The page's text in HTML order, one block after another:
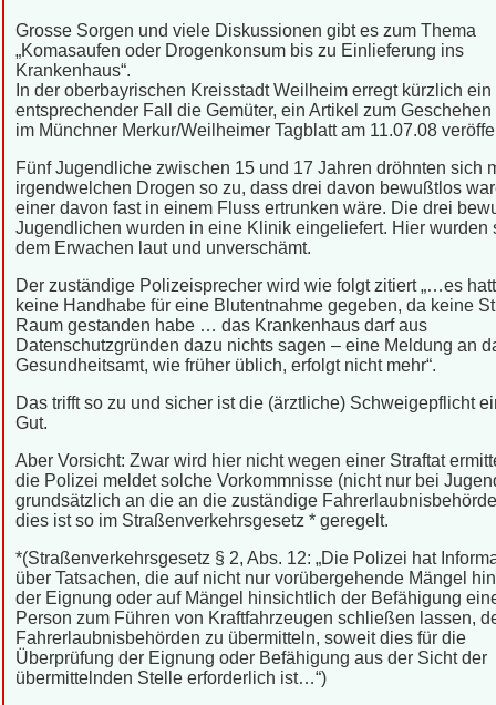
Grosse Sorgen und viele Diskussionen gibt es zum Thema
„Komasaufen oder Drogenkonsum bis zu Einlieferung ins
Krankenhaus“.
In der oberbayrischen Kreisstadt Weilheim erregt kürzlich ein
entsprechender Fall die Gemüter, ein Artikel zum Geschehen
im Münchner Merkur/Weilheimer Tagblatt am 11.07.08
Fünf Jugendliche zwischen 15 und 17 Jahren dröhnten sich
irgendwelchen Drogen so zu, dass drei davon bewußtlos
einer davon fast in einem Fluss ertrunken wäre. Die drei
Jugendlichen wurden in eine Klinik eingeliefert. Hier wurden
dem Erwachen laut und unverschämt.
Der zuständige Polizeisprecher wird wie folgt zitiert „…es
keine Handhabe für eine Blutentnahme gegeben, da keine
Raum gestanden habe … das Krankenhaus darf aus
Datenschutzgründen dazu nichts sagen – eine Meldung an
Gesundheitsamt, wie früher üblich, erfolgt nicht mehr“.
Das trifft so zu und sicher ist die (ärztliche) Schweigepflicht
Gut.
Aber Vorsicht: Zwar wird hier nicht wegen einer Straftat
die Polizei meldet solche Vorkommnisse (nicht nur bei
grundsätzlich an die an die zuständige
dies ist so im Straßenverkehrsgesetz * geregelt.
*(Straßenverkehrsgesetz § 2, Abs. 12: „Die Polizei hat
über Tatsachen, die auf nicht nur vorübergehende Mängel
der Eignung oder auf Mängel hinsichtlich der Befähigung
Person zum Führen von Kraftfahrzeugen schließen lassen,
Fahrerlaubnisbehörden zu übermitteln, soweit dies für die
Überprüfung der Eignung oder Befähigung aus der Sicht der
übermittelnden Stelle erforderlich ist…“)